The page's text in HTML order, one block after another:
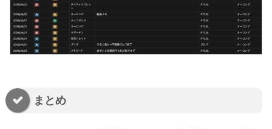
まとめ